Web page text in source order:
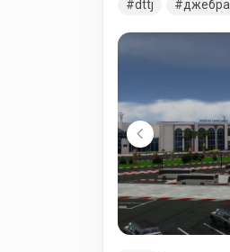
dttj джебра